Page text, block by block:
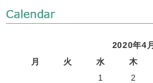
2020年4月
月
火 水 木
1 2